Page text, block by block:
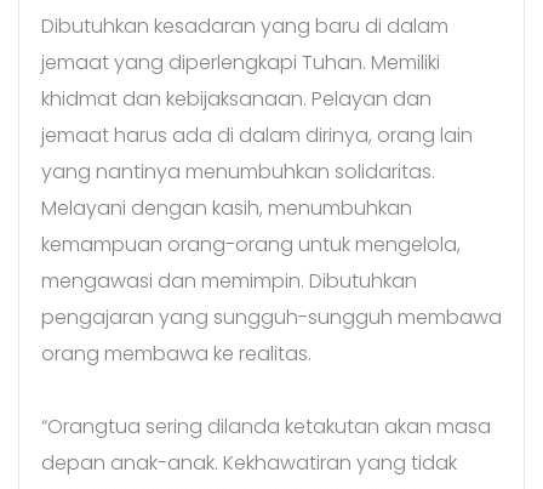
Dibutuhkan kesadaran yang baru di dalam
jemaat yang diperlengkapi Tuhan. Memiliki
khidmat dan kebijaksanaan. Pelayan dan
jemaat harus ada di dalam dirinya, orang lain
yang nantinya menumbuhkan solidaritas.
Melayani dengan kasih, menumbuhkan
kemampuan orang-orang untuk mengelola,
mengawasi dan memimpin. Dibutuhkan
pengajaran yang sungguh-sungguh membawa
orang membawa ke realitas.
“Orangtua sering dilanda ketakutan akan masa
depan anak-anak. Kekhawatiran yang tidak